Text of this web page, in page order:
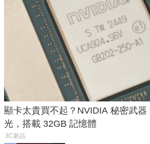
顯卡太貴買不起？NVIDIA 秘密武器
光，搭載 32GB 記憶體
3C新品